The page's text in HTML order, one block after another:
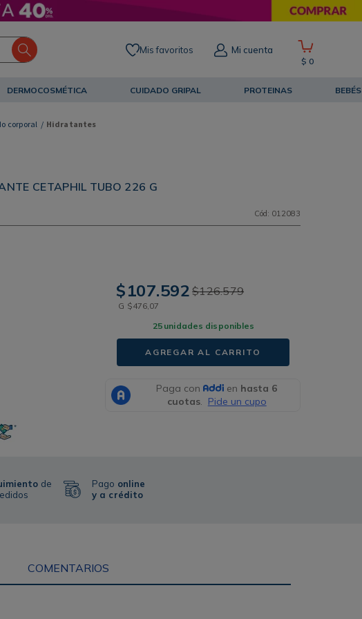
Mis favoritos Mi cuenta
$ 0
DERMOCOSMÉTICA CUIDADO GRIPAL PROTEINAS BEBÉS
corporal Hidratantes
CETAPHIL TUBO 226 G
Cód : 012083
$107.592 $126.579
G $476,07
25 unidades disponibles
AGREGAR AL CARRITO
de
Pago online
y a crédito
COMENTARIOS